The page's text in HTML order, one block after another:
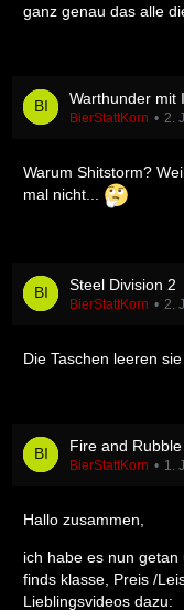
ganz genau das alle
Warthunder mit
BierStattKorn 2.
Warum Shitstorm?
mal nicht...
Steel Division 2
BierStattKorn 2.
Die Taschen leeren
Fire and Rubble
BierStattKorn 1.
Hallo zusammen,
ich habe es nun
finds klasse, Preis /
Lieblingsvideos dazu: